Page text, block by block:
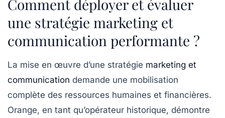
Comment déployer et évaluer
une stratégie marketing et
communication performante ?
La mise en œuvre d’une stratégie marketing et
communication demande une mobilisation
complète des ressources humaines et financières.
Orange, en tant qu’opérateur historique, démontre